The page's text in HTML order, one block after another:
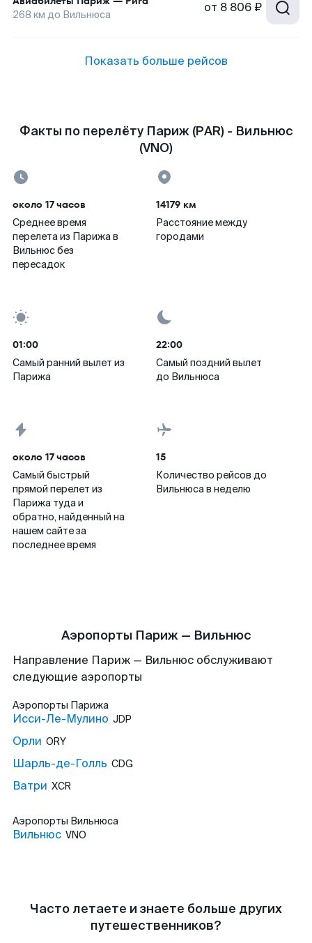
268 км до Вильнюса от 8 806 ₽
Показать больше рейсов
Факты по перелёту Париж (PAR) - Вильнюс
(VNO)
около 17 часов
Среднее время
перелета из Парижа в
Вильнюс без
пересадок
14179 км
Расстояние между
городами
01:00
Самый ранний вылет из
Парижа
22:00
Самый поздний вылет
до Вильнюса
около 17 часов
Самый быстрый
прямой перелет из
Парижа туда и
обратно, найденный на
нашем сайте за
последнее время
15
Количество рейсов до
Вильнюса в неделю
Аэропорты Париж — Вильнюс
Направление Париж — Вильнюс обслуживают
следующие аэропорты
Аэропорты Парижа
Исси-Ле-Мулино JDP
Орли ORY
Шарль-де-Голль CDG
Ватри XCR
Аэропорты Вильнюса
Вильнюс VNO
Часто летаете и знаете больше других
путешественников?